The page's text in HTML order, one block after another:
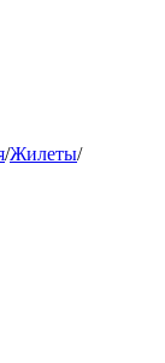
/Жилеты/